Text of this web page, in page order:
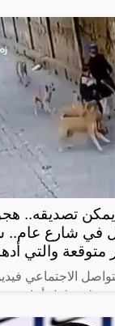
يمكن تصديقه..
في شارع عام..
متوقعة والتي
الاجتماعي
على طفل أثناء